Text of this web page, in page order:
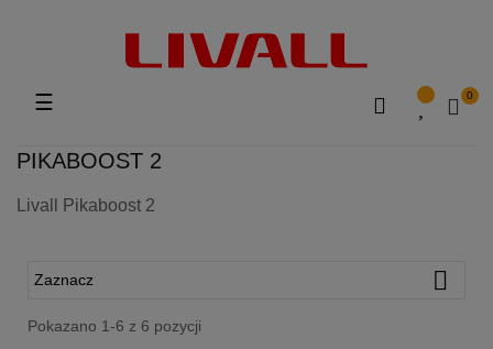
0
Toggle
☰
PIKABOOST 2
Livall Pikaboost 2
Zaznacz 
Pokazano 1-6 z 6 pozycji